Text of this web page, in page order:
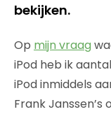
bekijken.
Op mijn vraag
iPod heb ik
iPod inmiddels
Frank Janssen’s